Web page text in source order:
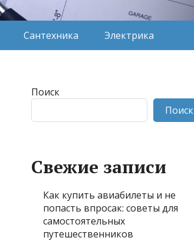
Сантехника Электрика
Поиск
Поиск
Свежие записи
Как купить авиабилеты и не
попасть впросак: советы для
самостоятельных
путешественников